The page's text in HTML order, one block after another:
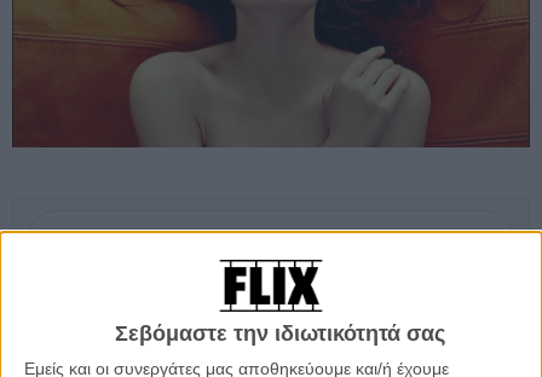
Σεβόμαστε την ιδιωτικότητά σας
Εμείς και οι συνεργάτες μας αποθηκεύουμε και/ή έχουμε
Προσθέστε το Flix στις προτιμήσεις σας στο
Google
Την γνωρίσαμε από τους ρόλους της στο«Skyfall»και το
«Berberian Sound Studio», αλλά η Τόνια Σωτηροπούλου επιστρέφει